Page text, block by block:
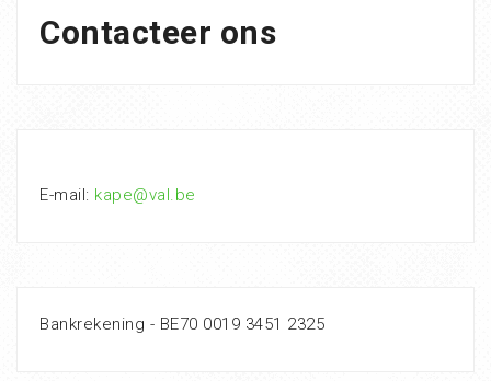
Contacteer ons
E-mail: kape@val.be
Bankrekening - BE70 0019 3451 2325